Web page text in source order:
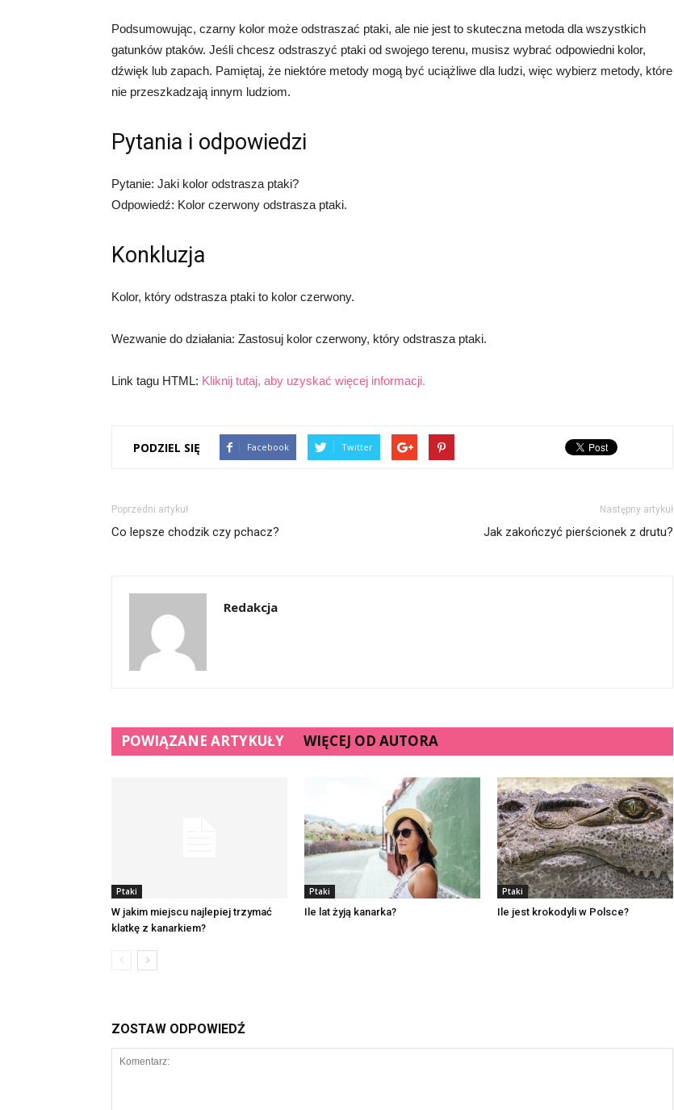
Podsumowując, czarny kolor może odstraszać ptaki, ale nie jest to skuteczna metoda dla wszystkich
gatunków ptaków. Jeśli chcesz odstraszyć ptaki od swojego terenu, musisz wybrać odpowiedni kolor,
dźwięk lub zapach. Pamiętaj, że niektóre metody mogą być uciążliwe dla ludzi, więc wybierz metody, które
nie przeszkadzają innym ludziom.
Pytania i odpowiedzi
Pytanie: Jaki kolor odstrasza ptaki?
Odpowiedź: Kolor czerwony odstrasza ptaki.
Konkluzja
Kolor, który odstrasza ptaki to kolor czerwony.
Wezwanie do działania: Zastosuj kolor czerwony, który odstrasza ptaki.
Link tagu HTML: Kliknij tutaj, aby uzyskać więcej informacji.
PODZIEL SIĘ Facebook Twitter
Poprzedni artykuł
Co lepsze chodzik czy pchacz?
Następny artykuł
Jak zakończyć pierścionek z drutu?
Redakcja
POWIĄZANE ARTYKUŁY WIĘCEJ OD AUTORA
Ptaki
W jakim miejscu najlepiej trzymać
klatkę z kanarkiem?
Ptaki
Ile lat żyją kanarka?
Ptaki
Ile jest krokodyli w Polsce?
ZOSTAW ODPOWIEDŹ